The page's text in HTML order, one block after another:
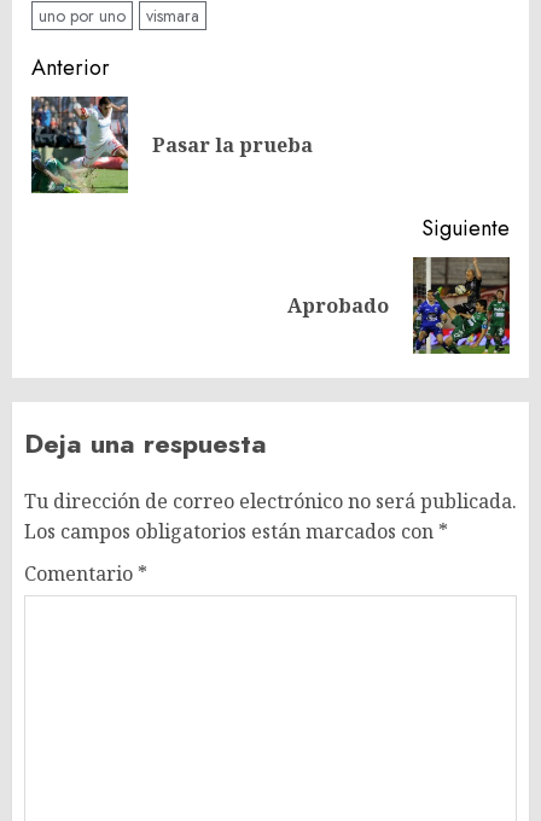
uno por uno
vismara
Navegación
de
entradas
Anterior
Pasar la prueba
Siguiente
Aprobado
Deja una respuesta
Tu dirección de correo electrónico no será publicada.
Los campos obligatorios están marcados con *
Comentario *